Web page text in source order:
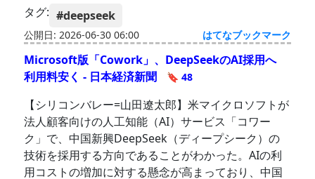
タグ: #deepseek
公開日: 2026-06-30 06:00 はてなブックマーク
Microsoft版「Cowork」、DeepSeekのAI採用へ
利用料安く - 日本経済新聞
🔖 48
【シリコンバレー=山田遼太郎】米マイクロソフトが
法人顧客向けの人工知能（AI）サービス「コワー
ク」で、中国新興DeepSeek（ディープシーク）の
技術を採用する方向であることがわかった。AIの利
用コストの増加に対する懸念が高まっており、中国